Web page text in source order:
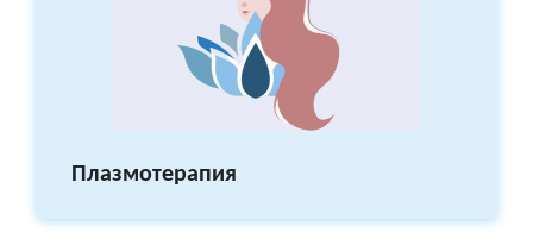
Плазмотерапия